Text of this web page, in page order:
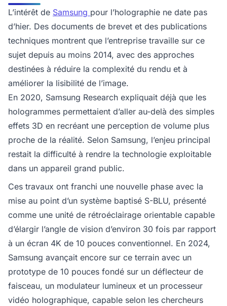
L’intérêt de Samsung pour l’holographie ne date pas
d’hier. Des documents de brevet et des publications
techniques montrent que l’entreprise travaille sur ce
sujet depuis au moins 2014, avec des approches
destinées à réduire la complexité du rendu et à
améliorer la lisibilité de l’image.
En 2020, Samsung Research expliquait déjà que les
hologrammes permettaient d’aller au-delà des simples
effets 3D en recréant une perception de volume plus
proche de la réalité. Selon Samsung, l’enjeu principal
restait la difficulté à rendre la technologie exploitable
dans un appareil grand public.
Ces travaux ont franchi une nouvelle phase avec la
mise au point d’un système baptisé S-BLU, présenté
comme une unité de rétroéclairage orientable capable
d’élargir l’angle de vision d’environ 30 fois par rapport
à un écran 4K de 10 pouces conventionnel. En 2024,
Samsung avançait encore sur ce terrain avec un
prototype de 10 pouces fondé sur un déflecteur de
faisceau, un modulateur lumineux et un processeur
vidéo holographique, capable selon les chercheurs